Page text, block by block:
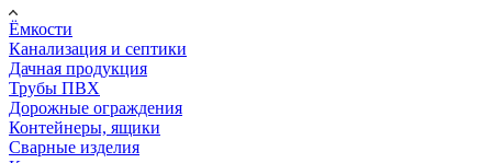
Ёмкости
Канализация и септики
Дачная продукция
Трубы ПВХ
Дорожные ограждения
Контейнеры, ящики
Сварные изделия